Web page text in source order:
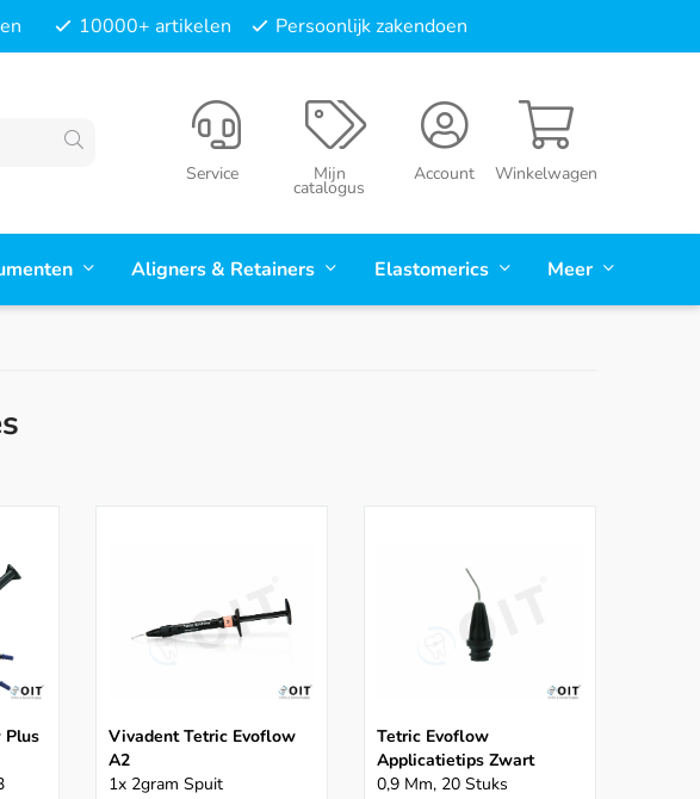
10000+ artikelen Persoonlijk zakendoen
Winkelwagen
Account
Mijn
catalogus
Service
Aligners & Retainers Elastomerics Meer
Plus
Vivadent Tetric Evoflow
A2
1x 2gram Spuit
Tetric Evoflow
Applicatietips Zwart
0,9 Mm, 20 Stuks